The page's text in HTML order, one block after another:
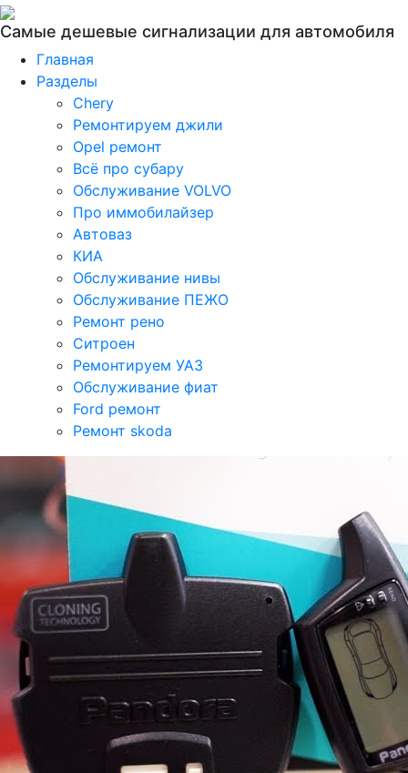
Самые дешевые сигнализации для автомобиля
Главная
Разделы
Chery
Ремонтируем джили
Opel ремонт
Всё про субару
Обслуживание VOLVO
Про иммобилайзер
Автоваз
КИА
Обслуживание нивы
Обслуживание ПЕЖО
Ремонт рено
Ситроен
Ремонтируем УАЗ
Обслуживание фиат
Ford ремонт
Ремонт skoda